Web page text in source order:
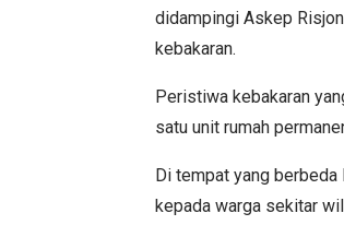
didampingi Askep
kebakaran.
Peristiwa kebakaran
satu unit rumah
Di tempat yang berbeda
kepada warga sekitar